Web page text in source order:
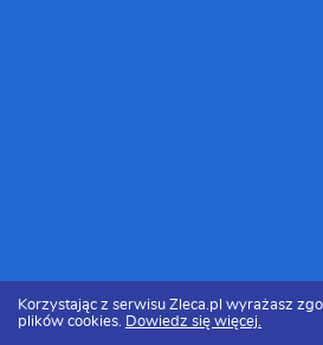
Korzystając z serwisu Zleca.pl wyrażasz
plików cookies. Dowiedz się więcej.